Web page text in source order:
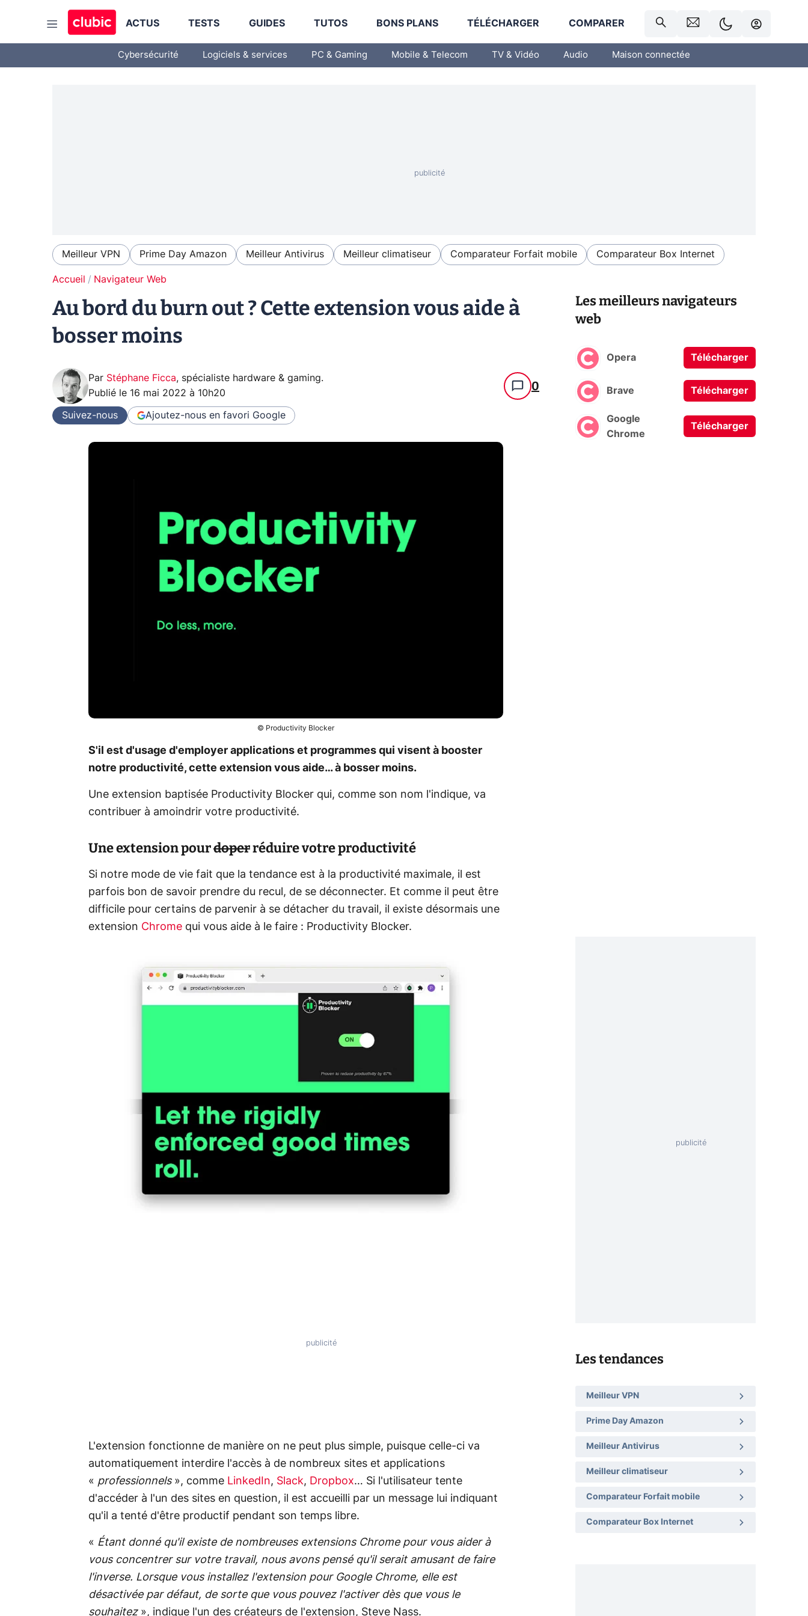
ACTUS TESTS GUIDES TUTOS BONS PLANS TÉLÉCHARGER COMPARER
Cybersécurité Logiciels & services PC & Gaming Mobile & Telecom TV & Vidéo Audio Maison connectée
Meilleur VPN Prime Day Amazon Meilleur Antivirus Meilleur climatiseur Comparateur Forfait mobile Comparateur Box Internet
Accueil Navigateur Web
Au bord du burn out ? Cette extension vous aide à
bosser moins
Par Stéphane Ficca, spécialiste hardware & gaming.
Publié le 16 mai 2022 à 10h20 0
Suivez-nous Ajoutez-nous en favori Google
© Productivity Blocker
S'il est d'usage d'employer applications et programmes qui visent à booster
notre productivité, cette extension vous aide… à bosser moins.
Une extension baptisée Productivity Blocker qui, comme son nom l'indique, va
contribuer à amoindrir votre productivité.
Une extension pourdoperréduire votre productivité
Si notre mode de vie fait que la tendance est à la productivité maximale, il est
parfois bon de savoir prendre du recul, de se déconnecter. Et comme il peut être
difficile pour certains de parvenir à se détacher du travail, il existe désormais une
extension Chrome qui vous aide à le faire : Productivity Blocker.
L'extension fonctionne de manière on ne peut plus simple, puisque celle-ci va
automatiquement interdire l'accès à de nombreux sites et applications
« professionnels», comme LinkedIn, Slack, Dropbox… Si l'utilisateur tente
d'accéder à l'un des sites en question, il est accueilli par un message lui indiquant
qu'il a tenté d'être productif pendant son temps libre.
« Étant donné qu'il existe de nombreuses extensions Chrome pour vous aider à
vous concentrer sur votre travail, nous avons pensé qu'il serait amusant de faire
l'inverse. Lorsque vous installez l'extension pour Google Chrome, elle est
désactivée par défaut, de sorte que vous pouvez l'activer dès que vous le
souhaitez», indique l'un des créateurs de l'extension, Steve Nass.
Les meilleurs navigateurs
web
Opera Télécharger
Brave Télécharger
Google
Chrome
Télécharger
Les tendances
Meilleur VPN
Prime Day Amazon
Meilleur Antivirus
Meilleur climatiseur
Comparateur Forfait mobile
Comparateur Box Internet